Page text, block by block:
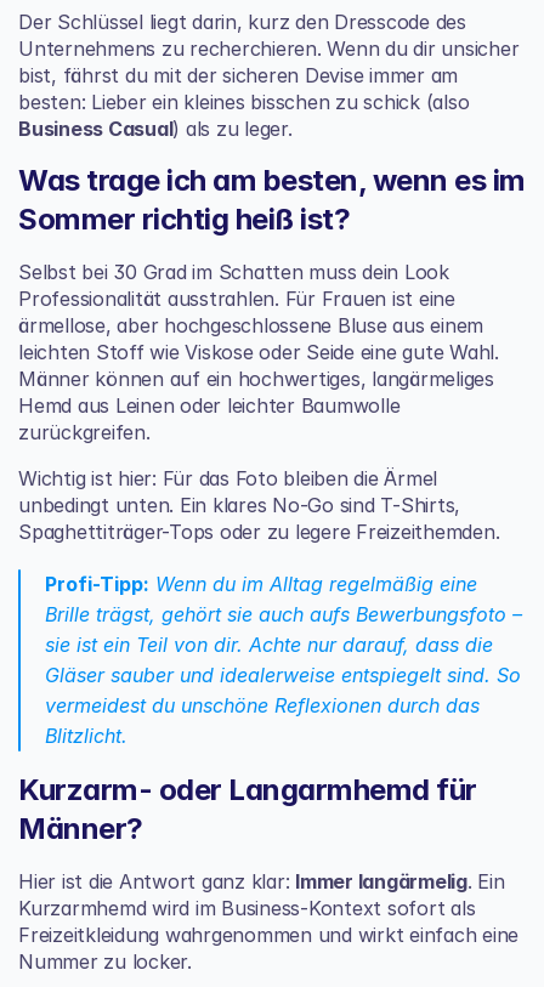
Der Schlüssel liegt darin, kurz den Dresscode des
Unternehmens zu recherchieren. Wenn du dir unsicher
bist, fährst du mit der sicheren Devise immer am
Business Casual) als zu leger.
Was trage ich am besten, wenn es im
Sommer richtig heiß ist?
Selbst bei 30 Grad im Schatten muss dein Look
Professionalität ausstrahlen. Für Frauen ist eine
ärmellose, aber hochgeschlossene Bluse aus einem
leichten Stoff wie Viskose oder Seide eine gute Wahl.
Männer können auf ein hochwertiges, langärmeliges
Hemd aus Leinen oder leichter Baumwolle
zurückgreifen.
Wichtig ist hier: Für das Foto bleiben die Ärmel
unbedingt unten. Ein klares No-Go sind T-Shirts,
Spaghettiträger-Tops oder zu legere Freizeithemden.
Profi-Tipp: Wenn du im Alltag regelmäßig eine
Brille trägst, gehört sie auch aufs Bewerbungsfoto –
sie ist ein Teil von dir. Achte nur darauf, dass die
Gläser sauber und idealerweise entspiegelt sind. So
vermeidest du unschöne Reflexionen durch das
Blitzlicht.
Kurzarm- oder Langarmhemd für
Männer?
Hier ist die Antwort ganz klar: Immer langärmelig. Ein
Kurzarmhemd wird im Business-Kontext sofort als
Freizeitkleidung wahrgenommen und wirkt einfach eine
Nummer zu locker.